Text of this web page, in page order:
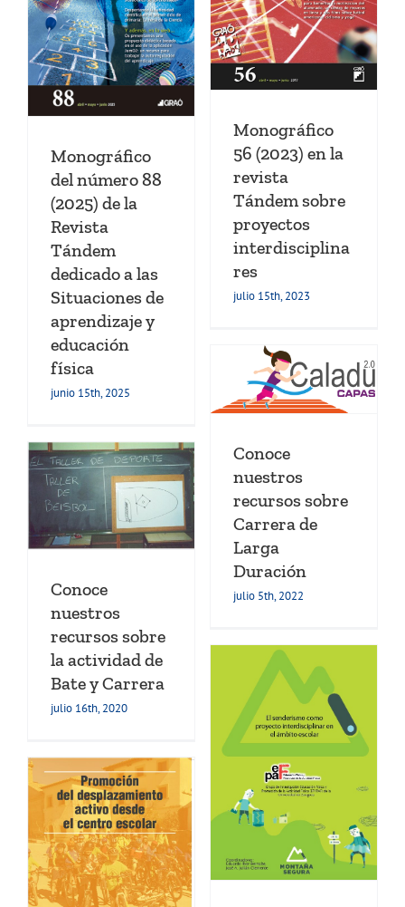
Monográfico
del número 88
(2025) de la
Revista
Tándem
dedicado a las
Situaciones de
aprendizaje y
educación
física
junio 15th, 2025
educación física Docencia
e Innovación Universitaria
Programación de la
educación física Proyectos
de aprendizaje
Monográfico
56 (2023) en la
revista
Tándem sobre
proyectos
interdisciplina
res
julio 15th, 2023
Conoce nuestros
recursos sobre
Duración
Transferencia
Conoce
nuestros
recursos sobre
Carrera de
Larga
Duración
julio 5th, 2022
Conoce
nuestros
recursos sobre
la actividad de
Bate y Carrera
julio 16th, 2020
(Senderismo)
Actividades de la
educación física Libros y
Capítulos de libros
Proyectos de aprendizaje
Transferencia